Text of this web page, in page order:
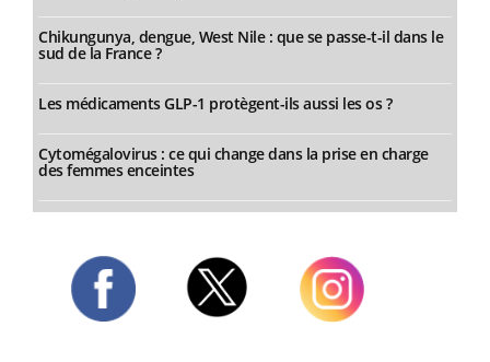
Chikungunya, dengue, West Nile : que se passe-t-il dans le
sud de la France ?
Les médicaments GLP-1 protègent-ils aussi les os ?
Cytomégalovirus : ce qui change dans la prise en charge
des femmes enceintes